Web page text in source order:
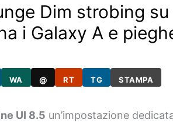
Dim strobing su
i Galaxy A e
WA @ RT TG STAMPA
UI 8.5 un’impostazione